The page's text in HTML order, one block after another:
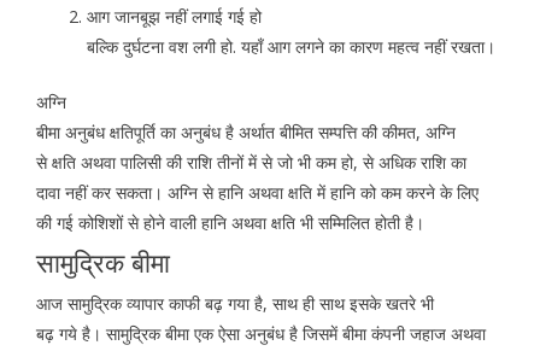
आग जानबूझ नहीं लगाई गई हो
बल्कि दुर्घटना वश लगी हो. यहाँ आग लगने का कारण महत्व नहीं रखता।
अग्नि
बीमा अनुबंध क्षतिपूर्ति का अनुबंध है अर्थात बीमित सम्पत्ति की कीमत, अग्नि
से क्षति अथवा पालिसी की राशि तीनों में से जो भी कम हो, से अधिक राशि का
दावा नहीं कर सकता। अग्नि से हानि अथवा क्षति में हानि को कम करने के लिए
की गई कोशिशों से होने वाली हानि अथवा क्षति भी सम्मिलित होती है।
सामुद्रिक बीमा
आज सामुद्रिक व्यापार काफी बढ़ गया है, साथ ही साथ इसके खतरे भी
बढ़ गये है। सामुद्रिक बीमा एक ऐसा अनुबंध है जिसमें बीमा कंपनी जहाज अथवा